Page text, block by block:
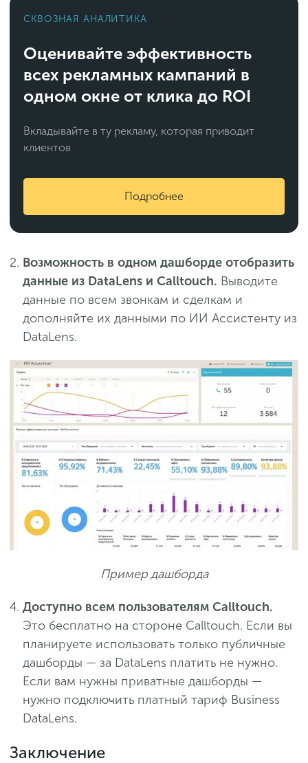
СКВОЗНАЯ АНАЛИТИКА
Оценивайте эффективность
всех рекламных кампаний в
одном окне от клика до ROI
Вкладывайте в ту рекламу, которая приводит
клиентов
Подробнее
Возможность в одном дашборде отобразить
данные из DataLens и Calltouch. Выводите
данные по всем звонкам и сделкам и
дополняйте их данными по ИИ Ассистенту из
DataLens.
Пример дашборда
Доступно всем пользователям Calltouch.
Это бесплатно на стороне Calltouch. Если вы
планируете использовать только публичные
дашборды — за DataLens платить не нужно.
Если вам нужны приватные дашборды —
нужно подключить платный тариф Business
DataLens.
Заключение